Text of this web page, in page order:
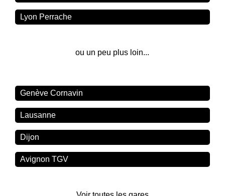
Lyon Perrache
ou un peu plus loin...
Genève Cornavin
Lausanne
Dijon
Avignon TGV